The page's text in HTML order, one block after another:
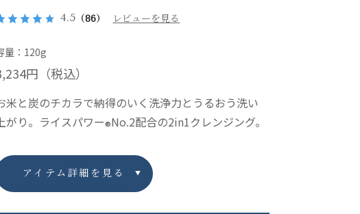
4.5 （86） レビューを見る
量：120g
円 （税込）
米と炭のチカラで納得のいく洗浄力とうるおう洗い
上がり。ライスパワー®No.2配合の2in1クレンジング。
アイテム詳細を見る